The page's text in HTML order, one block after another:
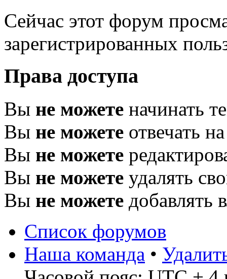
Сейчас этот форум
зарегистрированных
Права доступа
Вы не можете начинать
Вы не можете отвечать
Вы не можете
Вы не можете удалять
Вы не можете добавлять
Список форумов
Наша команда •